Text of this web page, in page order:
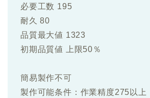
必要工数 195
耐久 80
品質最大値 1323
初期品質値 上限50％
簡易製作不可
製作可能条件：作業精度275以上